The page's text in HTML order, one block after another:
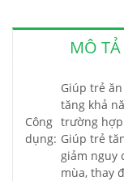
MÔ TẢ
Công
dụng:
Giúp trẻ
tăng khả
trường
Giúp trẻ
giảm nguy
mùa, thay